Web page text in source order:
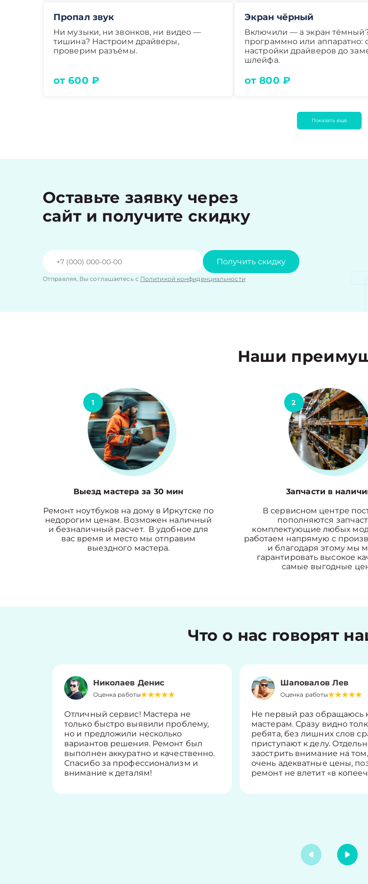
Пропал звук
Ни музыки, ни звонков, ни видео —
тишина? Настроим драйверы,
проверим разъёмы.
от 600 ₽
Экран чёрный
Включили — а экран
программно или аппаратно:
настройки драйверов до
шлейфа.
от 800 ₽
Показать ещё
Оставьте заявку через
сайт и получите скидку
Получить скидку
Отправляя, Вы соглашаетесь с Политикой конфиденциальности
Наши
1
Выезд мастера за 30 мин
Ремонт ноутбуков на дому в Иркутске по
недорогим ценам. Возможен наличный
и безналичный расчет. В удобное для
вас время и место мы отправим
выездного мастера.
2
3апчасти в
В сервисном центре
пополняются
комплектующие любых
работаем напрямую с
и благодаря этому мы
гарантировать высокое
самые выгодные
Что о нас говорят
Николаев Денис
Оценка работы
Отличный сервис! Мастера не
только быстро выявили проблему,
но и предложили несколько
вариантов решения. Ремонт был
выполнен аккуратно и качественно.
Спасибо за профессионализм и
внимание к деталям!
Шаповалов Лев
Оценка работы
Не первый раз обращаюсь
мастерам. Сразу видно
ребята, без лишних слов
приступают к делу.
заострить внимание на
очень адекватные цены,
ремонт не влетит «в